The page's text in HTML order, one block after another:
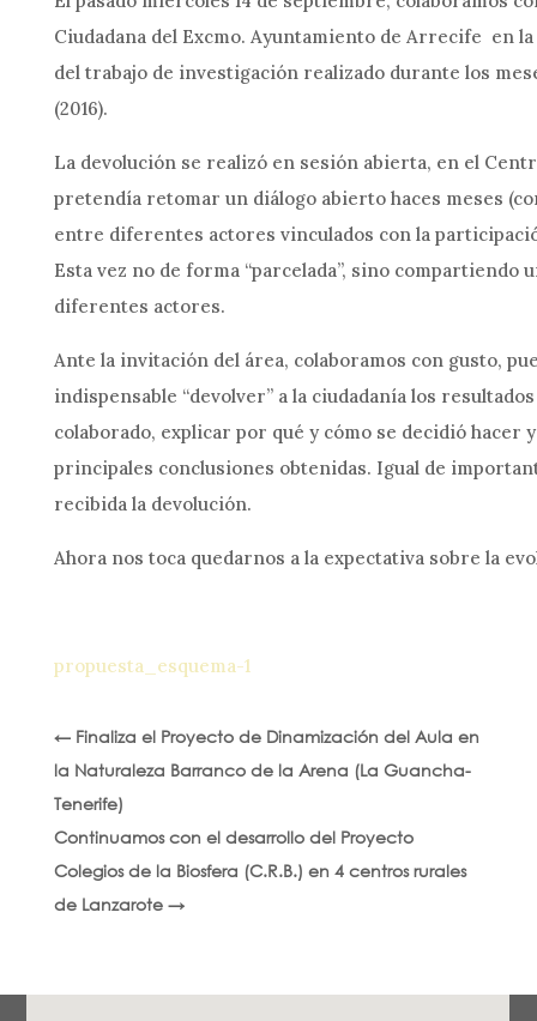
Ciudadana del Excmo. Ayuntamiento de Arrecife en
del trabajo de investigación realizado durante los
(2016).
La devolución se realizó en sesión abierta, en el
pretendía retomar un diálogo abierto haces meses
entre diferentes actores vinculados con la
Esta vez no de forma “parcelada”, sino compartiendo
diferentes actores.
Ante la invitación del área, colaboramos con gusto,
indispensable “devolver” a la ciudadanía los
colaborado, explicar por qué y cómo se decidió hacer
principales conclusiones obtenidas. Igual de
recibida la devolución.
Ahora nos toca quedarnos a la expectativa sobre la
propuesta_esquema-1
← Finaliza el Proyecto de Dinamización del Aula en
la Naturaleza Barranco de la Arena (La Guancha-
Tenerife)
Continuamos con el desarrollo del Proyecto
Colegios de la Biosfera (C.R.B.) en 4 centros rurales
de Lanzarote→
C/Lérida 5, Bjo Izdo, C.P. 35500, Arrecife, Las
Palmas
928 80 82 67–618 512 009
administracion@tagora.es
 